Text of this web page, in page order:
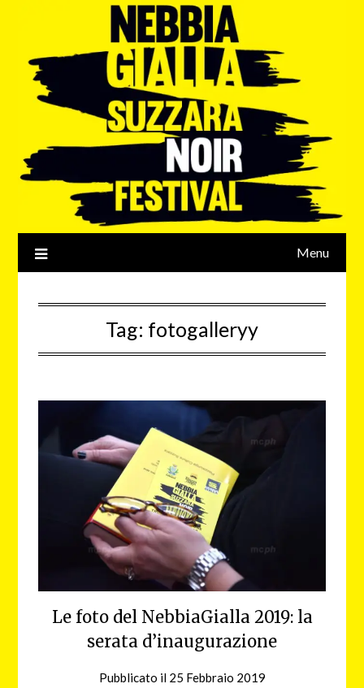
Menu
Tag: fotogalleryy
Le foto del NebbiaGialla 2019: la
serata d’inaugurazione
Pubblicato il 25 Febbraio 2019